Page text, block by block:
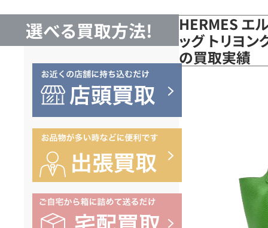
選べる買取方法!
HERMES エ
ッグ トリヨン
の買取実績